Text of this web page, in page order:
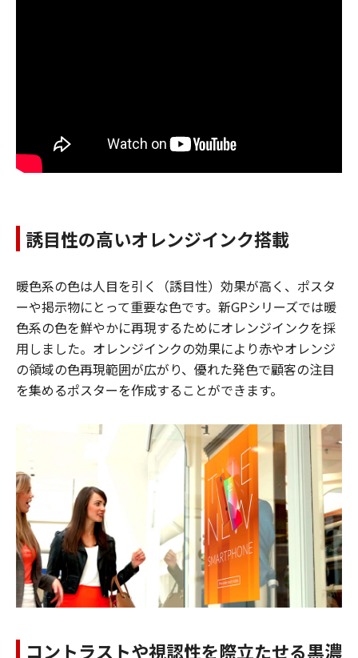
誘目性の高いオレンジインク搭載
暖色系の色は人目を引く（誘目性）効果が高く、ポスタ
ーや掲示物にとって重要な色です。新GPシリーズでは暖
色系の色を鮮やかに再現するためにオレンジインクを採
用しました。オレンジインクの効果により赤やオレンジ
の領域の色再現範囲が広がり、優れた発色で顧客の注目
を集めるポスターを作成することができます。
コントラストや視認性を際立たせる黒濃